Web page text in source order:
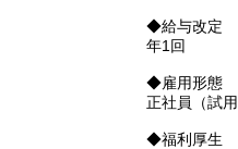
◆給与改定
年1回
◆雇用形態
正社員（試
◆福利厚生